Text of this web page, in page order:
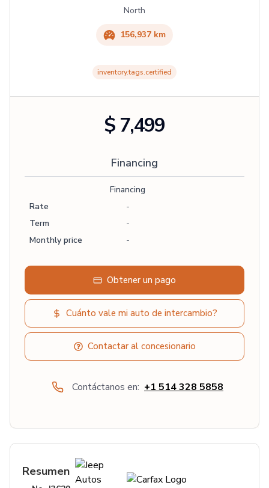
North
156,937 km
inventory.tags.certified
$ 7,499
Financing
Financing
Rate
-
Term
-
Monthly price
-
Obtener un pago
Cuánto vale mi auto de intercambio?
Contactar al concesionario
Contáctanos en: +1 514 328 5858
Resumen